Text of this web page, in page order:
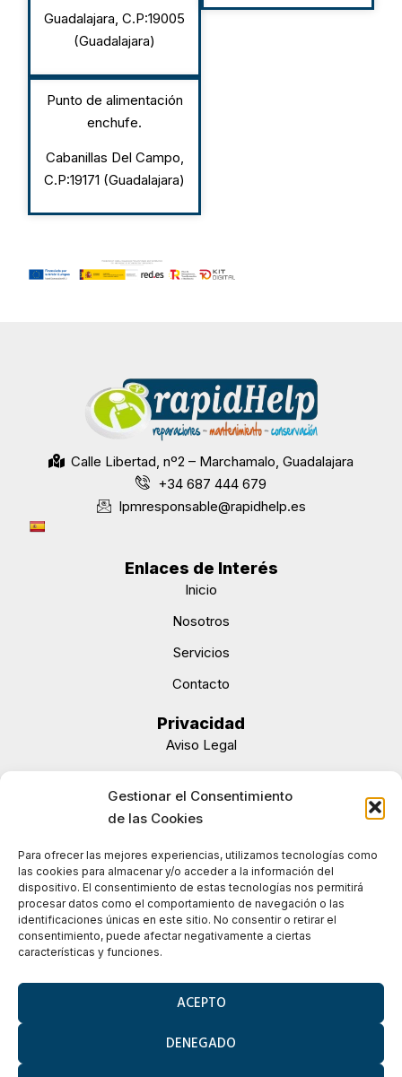
Gestionar el Consentimiento
de las Cookies
Para ofrecer las mejores experiencias, utilizamos tecnologías como
las cookies para almacenar y/o acceder a la información del
dispositivo. El consentimiento de estas tecnologías nos permitirá
procesar datos como el comportamiento de navegación o las
identificaciones únicas en este sitio. No consentir o retirar el
consentimiento, puede afectar negativamente a ciertas
características y funciones.
ACEPTO
DENEGADO
Guadalajara, C.P:19005
(Guadalajara)
Punto de alimentación
enchufe.
Cabanillas Del Campo,
C.P:19171 (Guadalajara)
Calle Libertad, nº2 – Marchamalo, Guadalajara
+34 687 444 679
lpmresponsable@rapidhelp.es
Enlaces de Interés
Inicio
Nosotros
Servicios
Contacto
Privacidad
Aviso Legal
Política de Privacidad
Mapa Web
Derechos Reservados